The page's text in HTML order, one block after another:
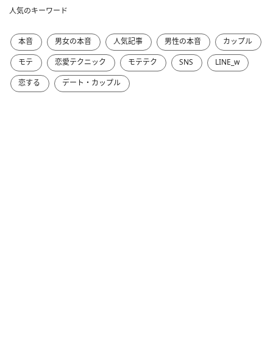
人気のキーワード
本音 男女の本音 人気記事 男性の本音
カップル
モテ
恋愛テクニック モテテク SNS
LINE_w
恋する
デート・カップル